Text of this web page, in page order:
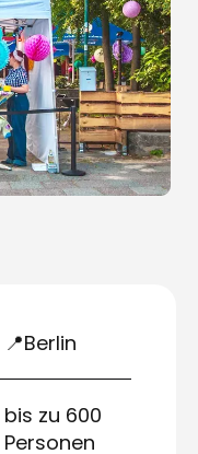
📍Berlin
bis zu 600
Personen